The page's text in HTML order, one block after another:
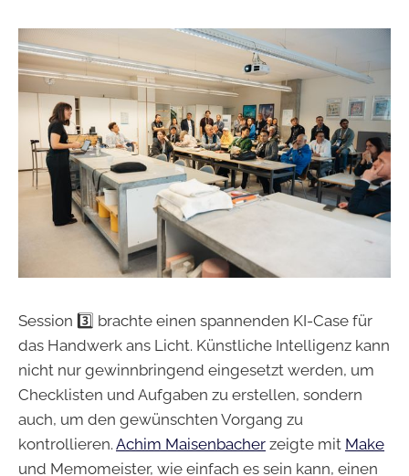
Session 3️⃣ brachte einen spannenden KI-Case für
das Handwerk ans Licht. Künstliche Intelligenz kann
nicht nur gewinnbringend eingesetzt werden, um
Checklisten und Aufgaben zu erstellen, sondern
auch, um den gewünschten Vorgang zu
kontrollieren. Achim Maisenbacher zeigte mit Make
und Memomeister, wie einfach es sein kann, einen